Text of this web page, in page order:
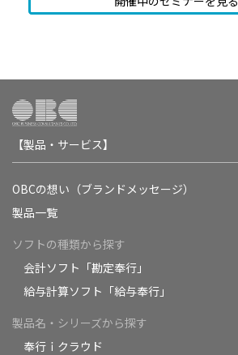
【製品・サービス】
OBCの想い（ブランドメッセージ）
製品一覧
ソフトの種類から探す
会計ソフト「勘定奉行」
給与計算ソフト「給与奉行」
製品名・シリーズから探す
奉行ｉクラウド